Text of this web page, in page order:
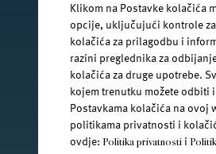
youtube.com/jana-
Pravila privatnosti
Uvjeti korištenja
Klikom na Postavke kolačića
opcije, uključujući kontrole
kolačića za prilagodbu i
razini preglednika za
kolačića za druge upotrebe.
kojem trenutku možete odbiti
Postavkama kolačića na ovoj
politikama privatnosti i
ovdje: Politika privatnosti i